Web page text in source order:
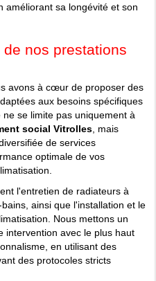
améliorant sa longévité et son
nos prestations
avons à cœur de proposer des
aux besoins spécifiques
se limite pas uniquement à
social Vitrolles, mais
de services
optimale de vos
l'entretien de radiateurs à
ainsi que l'installation et le
Nous mettons un
intervention avec le plus haut
en utilisant des
des protocoles stricts